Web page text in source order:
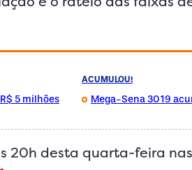
5 milhões
ACUMULOU!
Mega-Sena 3019
20h desta quarta-feira